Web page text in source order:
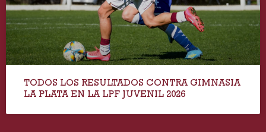
TODOS LOS RESULTADOS CONTRA GIMNASIA
LA PLATA EN LA LPF JUVENIL 2026